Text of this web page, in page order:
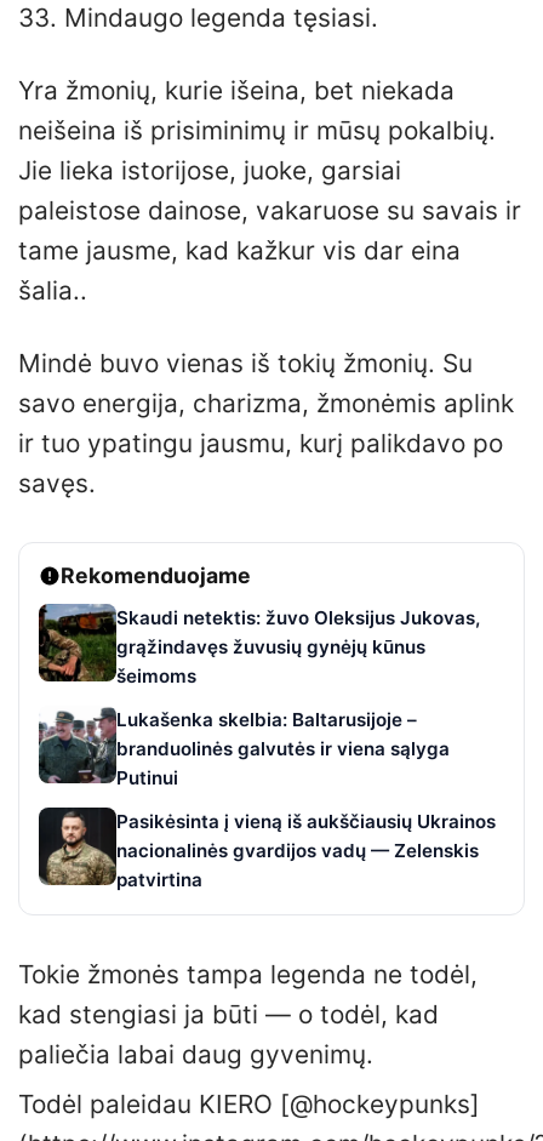
33. Mindaugo legenda tęsiasi.
Yra žmonių, kurie išeina, bet niekada
neišeina iš prisiminimų ir mūsų pokalbių.
Jie lieka istorijose, juoke, garsiai
paleistose dainose, vakaruose su savais ir
tame jausme, kad kažkur vis dar eina
šalia..
Mindė buvo vienas iš tokių žmonių. Su
savo energija, charizma, žmonėmis aplink
ir tuo ypatingu jausmu, kurį palikdavo po
savęs.
Rekomenduojame
Skaudi netektis: žuvo Oleksijus Jukovas,
grąžindavęs žuvusių gynėjų kūnus
šeimoms
Lukašenka skelbia: Baltarusijoje –
branduolinės galvutės ir viena sąlyga
Putinui
Pasikėsinta į vieną iš aukščiausių Ukrainos
nacionalinės gvardijos vadų — Zelenskis
patvirtina
Tokie žmonės tampa legenda ne todėl,
kad stengiasi ja būti — o todėl, kad
paliečia labai daug gyvenimų.
Todėl paleidau KIERO [@hockeypunks]